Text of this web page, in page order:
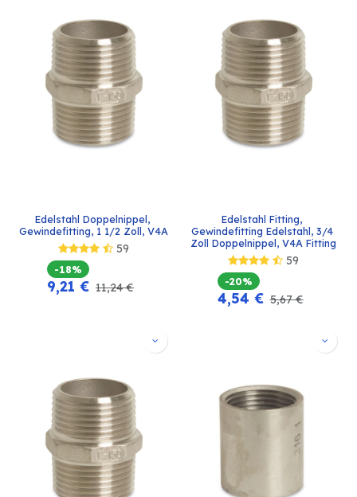
Edelstahl Doppelnippel,
Gewindefitting, 1 1/2 Zoll, V4A
59
-18%
9,21 € 11,24€
Edelstahl Fitting,
Gewindefitting Edelstahl, 3/4
Zoll Doppelnippel, V4A Fitting
59
-20%
4,54 € 5,67€